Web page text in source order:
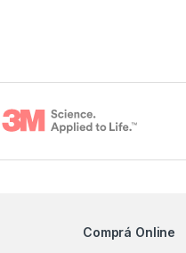
Comprá Online